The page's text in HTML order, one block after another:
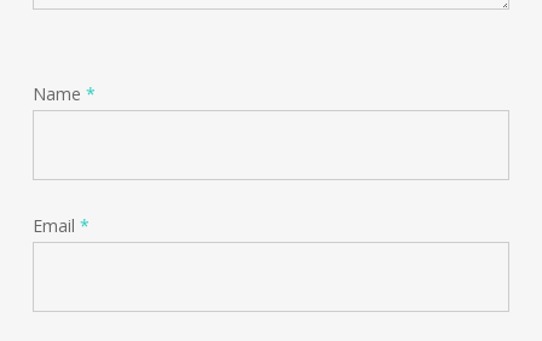
Name *
Email *